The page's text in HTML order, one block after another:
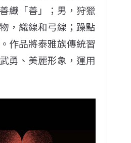
織「善」；男，狩獵
，織線和弓線；躁點
作品將泰雅族傳統習
勇、美麗形象，運用